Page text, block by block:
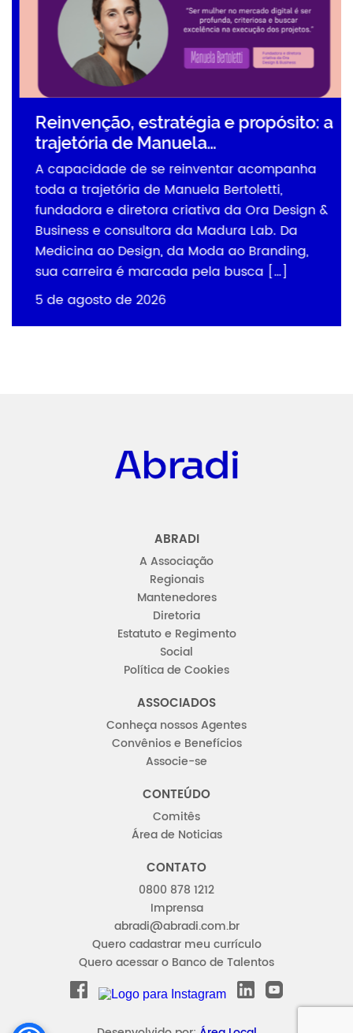
Reinvenção, estratégia e propósito: a
trajetória de Manuela…
A capacidade de se reinventar acompanha
toda a trajetória de Manuela Bertoletti,
fundadora e diretora criativa da Ora Design &
Business e consultora da Madura Lab. Da
Medicina ao Design, da Moda ao Branding,
sua carreira é marcada pela busca […]
5 de agosto de 2026
ABRADI
A Associação
Regionais
Mantenedores
Diretoria
Estatuto e Regimento
Social
Política de Cookies
ASSOCIADOS
Conheça nossos Agentes
Convênios e Benefícios
Associe-se
CONTEÚDO
Comitês
Área de Noticias
CONTATO
0800 878 1212
Imprensa
abradi@abradi.com.br
Quero cadastrar meu currículo
Quero acessar o Banco de Talentos
FACEBOOK
INSTAGRAM LINKEDINYOUTUBE